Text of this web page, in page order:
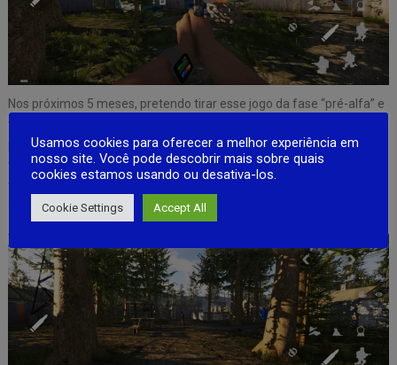
Nos próximos 5 meses, pretendo tirar esse jogo da fase “pré-alfa” e
trazê-lo para a fase “alfa” ou “estágio beta inicial”. Isso será difícil
para mim, pois não tenho tempo suficiente para trabalhar no jogo
todos os dias, mas ainda vou tentar o meu melhor para continuar
trabalhando nele sempre que possível para lançar mais
atualizações rapidamente.
Usamos cookies para oferecer a melhor experiência em
nosso site. Você pode descobrir mais sobre quais
cookies estamos usando ou desativa-los.
Cookie Settings Accept All